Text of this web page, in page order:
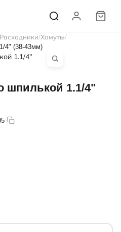
Расходники Хомуты
4" (38-43мм)
шпилькой 1.1/4"